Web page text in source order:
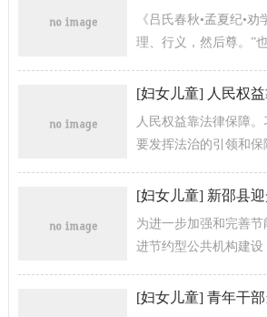
《吕氏春秋•孟夏纪•
理、行义，然后尊。”
能得...
[妇女儿童] 人民权
人民权益靠法律保障。
要发挥法治的引领和保
治社会建设十分重要的
[妇女儿童] 新邵县迎光乡召开
为进一步加强和完善
进节约型公共机构建设
村干部，各部门负责
[妇女儿童] 青年干